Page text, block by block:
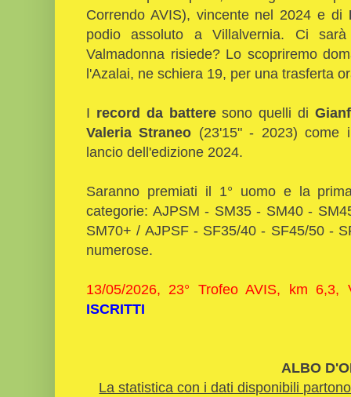
Correndo AVIS), vincente nel 2024 e di
podio assoluto a Villalvernia. Ci
Valmadonna risiede? Lo scopriremo
l'Azalai, ne schiera 19, per una trasferta
I record da batteresono quelli di
Valeria Straneo (23'15" - 2023) come
lancio dell'edizione 2024.
Saranno premiati il 1° uomo e la
categorie: AJPSM - SM35 - SM40 -
SM70+ / AJPSF - SF35/40 - SF45/50 -
numerose.
13/05/2026, 23° Trofeo AVIS, km 6,3,
ISCRITTI
ALBO
La statistica con i dati disponibili